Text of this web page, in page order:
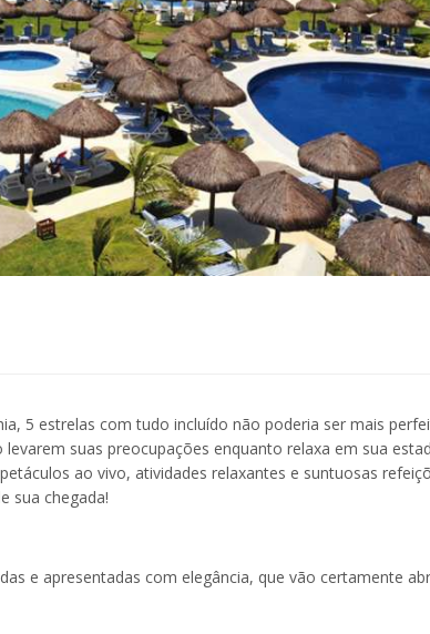
5 estrelas com tudo incluído não poderia ser mais
suas preocupações enquanto relaxa em sua
ao vivo, atividades relaxantes e suntuosas
sua chegada!
e apresentadas com elegância, que vão certamente